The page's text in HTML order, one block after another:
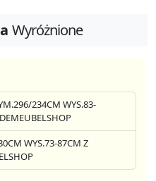
Wyróżnione
234CM WYS.83-
WYS.73-87CM Z